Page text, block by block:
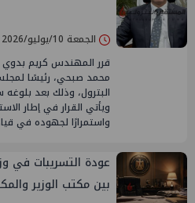
الجمعة 10/يوليو/2026 - 11:51 م
قرر المهندس كريم بدوي
محمد صبحي، رئيسًا لمجلس
البترول، وذلك بعد
ويأتي القرار في إطار
واستمرارًا لجهوده في
عودة التسريبات في
بين مكتب الوزير